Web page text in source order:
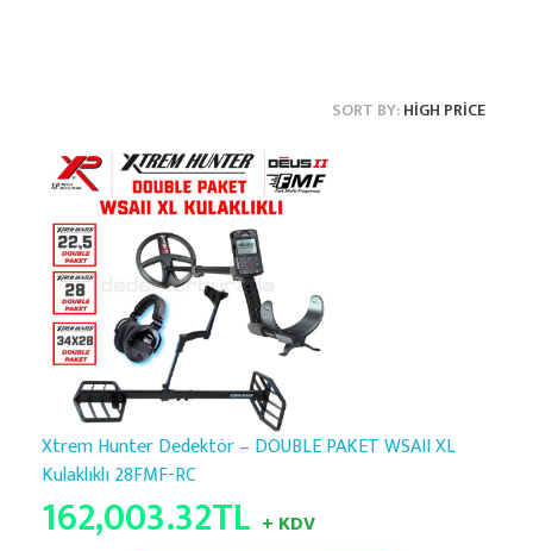
SORT BY:HIGH PRICE
Xtrem Hunter Dedektör – DOUBLE PAKET WSAII XL
Kulaklıklı 28FMF-RC
162,003.32TL + KDV